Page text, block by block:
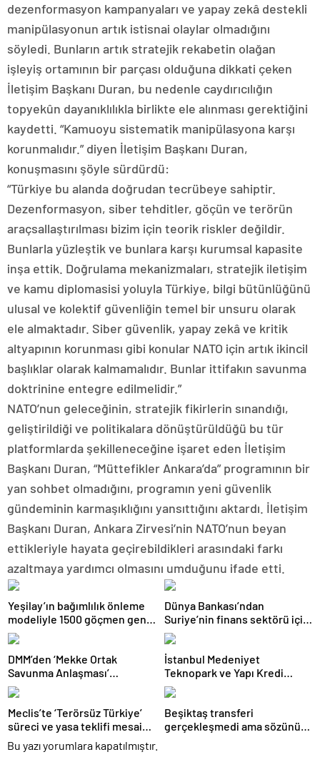
dezenformasyon kampanyaları ve yapay zekâ destekli
manipülasyonun artık istisnai olaylar olmadığını
söyledi. Bunların artık stratejik rekabetin olağan
işleyiş ortamının bir parçası olduğuna dikkati çeken
İletişim Başkanı Duran, bu nedenle caydırıcılığın
topyekûn dayanıklılıkla birlikte ele alınması gerektiğini
kaydetti. “Kamuoyu sistematik manipülasyona karşı
korunmalıdır.” diyen İletişim Başkanı Duran,
konuşmasını şöyle sürdürdü:
“Türkiye bu alanda doğrudan tecrübeye sahiptir.
Dezenformasyon, siber tehditler, göçün ve terörün
araçsallaştırılması bizim için teorik riskler değildir.
Bunlarla yüzleştik ve bunlara karşı kurumsal kapasite
inşa ettik. Doğrulama mekanizmaları, stratejik iletişim
ve kamu diplomasisi yoluyla Türkiye, bilgi bütünlüğünü
ulusal ve kolektif güvenliğin temel bir unsuru olarak
ele almaktadır. Siber güvenlik, yapay zekâ ve kritik
altyapının korunması gibi konular NATO için artık ikincil
başlıklar olarak kalmamalıdır. Bunlar ittifakın savunma
doktrinine entegre edilmelidir.”
NATO’nun geleceğinin, stratejik fikirlerin sınandığı,
geliştirildiği ve politikalara dönüştürüldüğü bu tür
platformlarda şekilleneceğine işaret eden İletişim
Başkanı Duran, “Müttefikler Ankara’da” programının bir
yan sohbet olmadığını, programın yeni güvenlik
gündeminin karmaşıklığını yansıttığını aktardı. İletişim
Başkanı Duran, Ankara Zirvesi’nin NATO’nun beyan
ettikleriyle hayata geçirebildikleri arasındaki farkı
azaltmaya yardımcı olmasını umduğunu ifade etti.
Yeşilay’ın bağımlılık önleme
modeliyle 1500 göçmen genç
güvenli geleceğe hazırlandı
Dünya Bankası’ndan
Suriye’nin finans sektörü için
100 milyon dolarlık hibe
DMM’den ‘Mekke Ortak
Savunma Anlaşması’
iddialarına yalanlama
İstanbul Medeniyet
Teknopark ve Yapı Kredi
FRWRD’den açık inovasyon
buluşması
Meclis’te ‘Terörsüz Türkiye’
süreci ve yasa teklifi mesaisi:
Partilerden çarpıcı
açıklamalar
Beşiktaş transferi
gerçekleşmedi ama sözünü
Bu yazı yorumlara kapatılmıştır.